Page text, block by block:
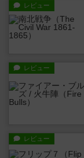
レビュー
レビュー
レビュー